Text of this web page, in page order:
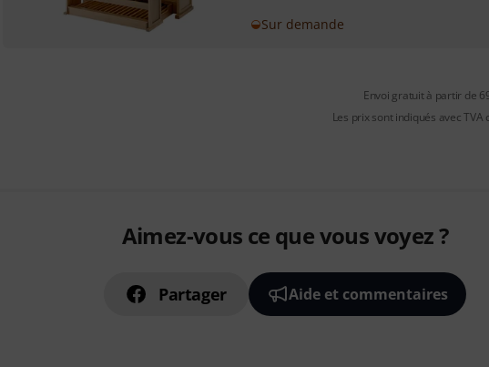
Sur demande
Envoi gratuit à partir de
Les prix sont indiqués avec TVA
Aimez-vous ce que vous voyez ?
Partager Aide et commentaires